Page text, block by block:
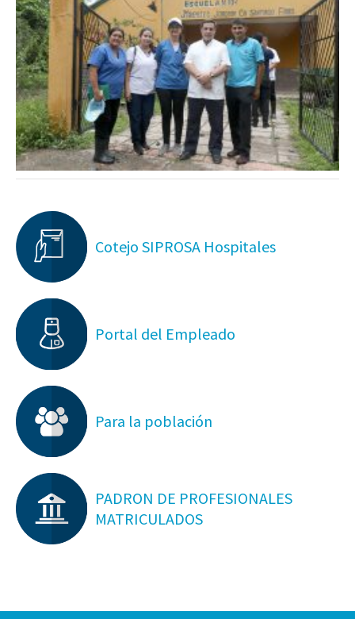
Cotejo SIPROSA Hospitales
Portal del Empleado
Para la población
PADRON DE PROFESIONALES
MATRICULADOS